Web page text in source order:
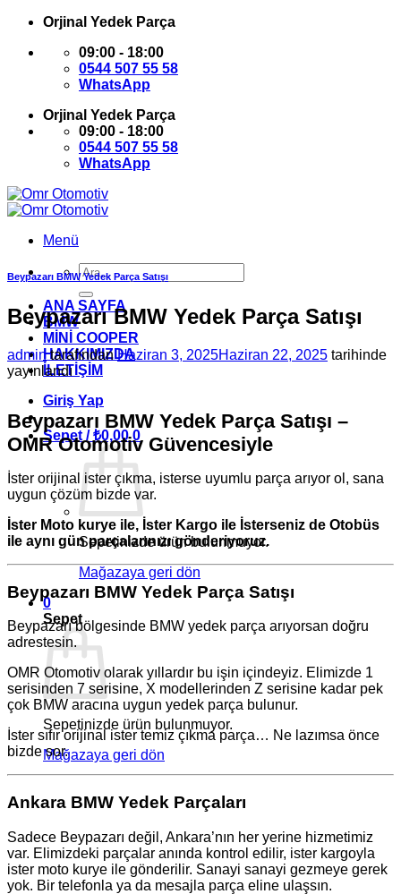
İçeriğeOrjinal Yedek Parça
09:00 - 18:00
0544 507 55 58
WhatsApp
Orjinal Yedek Parça
09:00 - 18:00
0544 507 55 58
WhatsApp
Menü
Ara:
ANA SAYFA
BMW
MİNİ COOPER
HAKKIMIZDA
İLETİŞİM
Giriş Yap
Sepet /₺0,00 0
Sepetinizde ürün bulunmuyor.
Mağazaya geri dön
0
Sepet
Sepetinizde ürün bulunmuyor.
Mağazaya geri dön
Beypazarı BMW Yedek Parça Satışı
Beypazarı BMW Yedek Parça Satışı
admintarafından Haziran 3, 2025Haziran 22, 2025 tarihinde
yayınlandı
Beypazarı BMW Yedek Parça Satışı –
OMR Otomotiv Güvencesiyle
İster orijinal ister çıkma, isterse uyumlu parça arıyor ol, sana
uygun çözüm bizde var.
İster Moto kurye ile, İster Kargo ile İsterseniz de Otobüs
ile aynı gün parçalarınızı gönderiyoruz.
Beypazarı BMW Yedek Parça Satışı
Beypazarı bölgesinde BMW yedek parça arıyorsan doğru
adrestesin.
OMR Otomotiv olarak yıllardır bu işin içindeyiz. Elimizde 1
serisinden 7 serisine, X modellerinden Z serisine kadar pek
çok BMW aracına uygun yedek parça bulunur.
İster sıfır orijinal ister temiz çıkma parça… Ne lazımsa önce
bizde sor.
Ankara BMW Yedek Parçaları
Sadece Beypazarı değil, Ankara’nın her yerine hizmetimiz
var. Elimizdeki parçalar anında kontrol edilir, ister kargoyla
ister moto kurye ile gönderilir. Sanayi sanayi gezmeye gerek
yok. Bir telefonla ya da mesajla parça eline ulaşsın.